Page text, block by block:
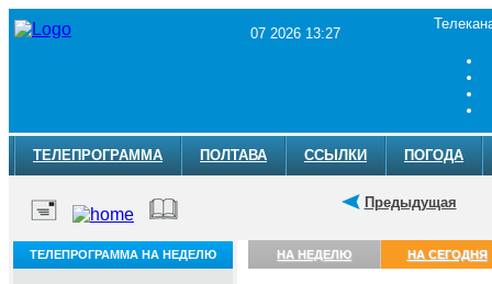
07 2026 13:27
ТЕЛЕПРОГРАММА ПОЛТАВА ССЫЛКИ ПОГОДА
Предыдущая
ТЕЛЕПРОГРАММА НА НЕДЕЛЮ НА НЕДЕЛЮ НА СЕГОДНЯ